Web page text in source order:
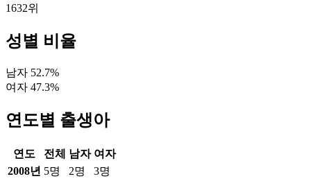
1632위
성별 비율
남자 52.7%
여자 47.3%
연도별 출생아
연도 전체 남자 여자
2008년 5명 2명 3명